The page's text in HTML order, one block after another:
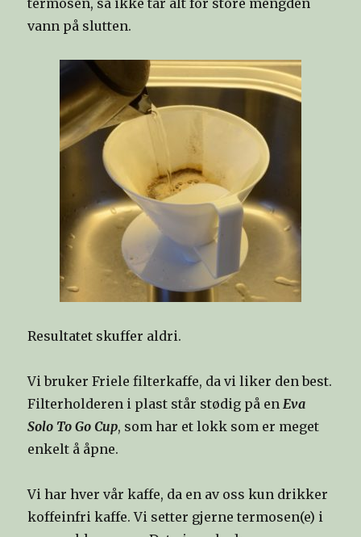
vann på slutten.
Resultatet skuffer aldri.
Vi bruker Friele filterkaffe, da vi liker den best.
Filterholderen i plast står stødig på en Eva
Solo To Go Cup, som har et lokk som er meget
enkelt å åpne.
Vi har hver vår kaffe, da en av oss kun drikker
koffeinfri kaffe. Vi setter gjerne termosen(e) i